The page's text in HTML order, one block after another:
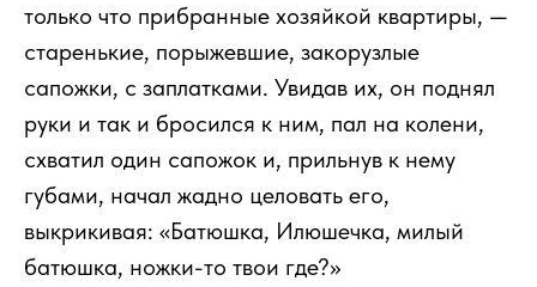
только что прибранные хозяйкой квартиры, —
старенькие, порыжевшие, закорузлые
сапожки, с заплатками. Увидав их, он поднял
руки и так и бросился к ним, пал на колени,
схватил один сапожок и, прильнув к нему
губами, начал жадно целовать его,
выкрикивая: «Батюшка, Илюшечка, милый
батюшка, ножки-то твои где?»